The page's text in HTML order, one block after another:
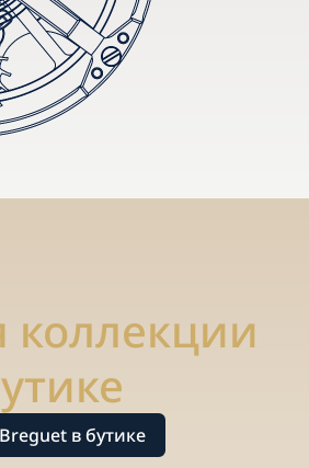
коллекции
в бутике